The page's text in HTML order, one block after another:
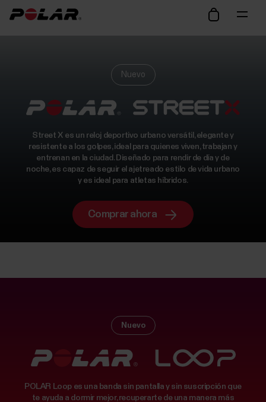
Nuevo
Street X es un reloj deportivo urbano versátil, elegante y
resistente a los golpes, ideal para quienes viven, trabajan y
entrenan en la ciudad. Diseñado para rendir de día y de
noche, es capaz de seguir el ajetreado estilo de vida urbano
y es ideal para atletas híbridos.
Comprar ahora
Nuevo
POLAR Loop es una banda sin pantalla y sin suscripción que
te ayuda a dormir mejor, recuperarte de una manera más